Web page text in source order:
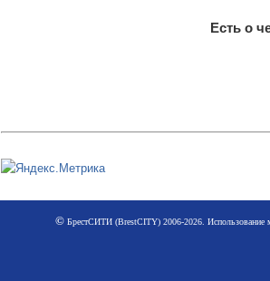
Есть о
©БрестСИТИ (BrestCITY) 2006-2026. Использование